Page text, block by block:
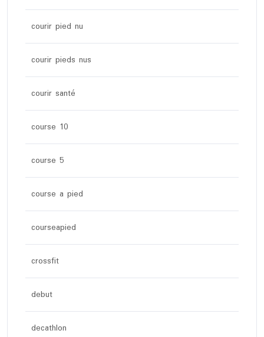
courir pied nu
courir pieds nus
courir santé
course 10
course 5
course a pied
courseapied
crossfit
debut
decathlon